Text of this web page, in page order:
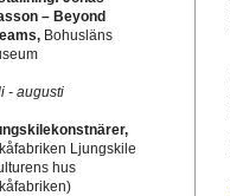
– Beyond
Bohusläns
- augusti
Ljungskile
hus